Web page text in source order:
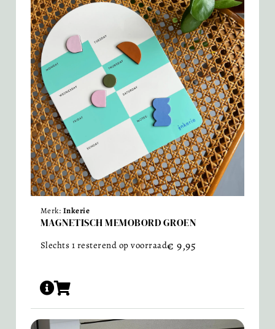
Merk: Inkerie
MAGNETISCH MEMOBORD GROEN
Slechts 1 resterend op voorraad€ 9,95